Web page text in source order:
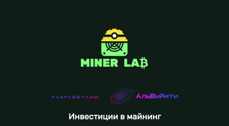
Инвестиции в майнинг